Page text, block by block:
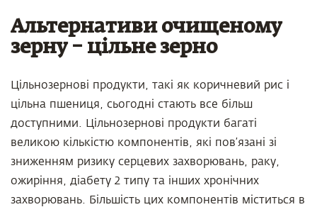
Альтернативи очищеному
зерну – цільне зерно
Цільнозернові продукти, такі як коричневий рис і
цільна пшениця, сьогодні стають все більш
доступними. Цільнозернові продукти багаті
великою кількістю компонентів, які пов’язані зі
зниженням ризику серцевих захворювань, раку,
ожиріння, діабету 2 типу та інших хронічних
захворювань. Більшість цих компонентів міститься в